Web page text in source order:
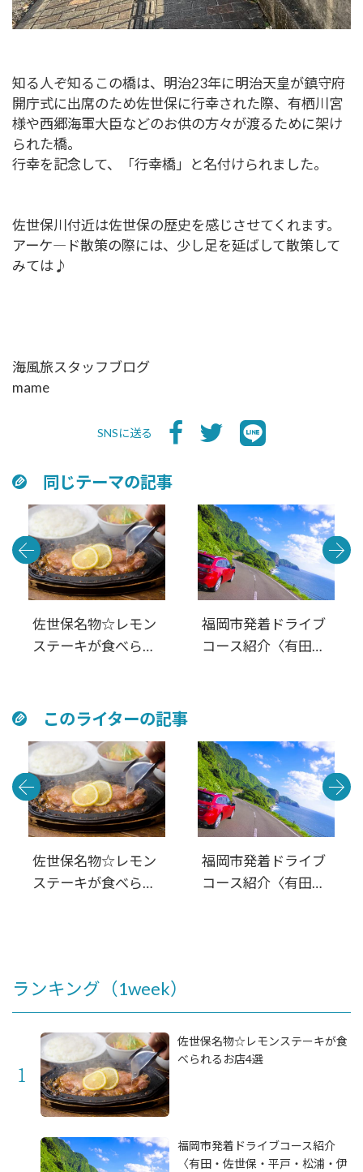
知る人ぞ知るこの橋は、明治23年に明治天皇が鎮守府
開庁式に出席のため佐世保に行幸された際、有栖川宮
様や西郷海軍大臣などのお供の方々が渡るために架け
られた橋。
行幸を記念して、「行幸橋」と名付けられました。
佐世保川付近は佐世保の歴史を感じさせてくれます。
アーケ―ド散策の際には、少し足を延ばして散策して
みては♪
海風旅スタッフブログ
mame
SNSに送る
ランキング（1week）
佐世保名物☆レモンステーキが食
べられるお店4選
福岡市発着ドライブコース紹介
〈有田・佐世保・平戸・松浦・伊
同じテーマの記事
佐世保名物☆レモン
ステーキが食べられ
福岡市発着ドライブ
コース紹介〈有田・
このライターの記事
佐世保名物☆レモン
ステーキが食べられ
福岡市発着ドライブ
コース紹介〈有田・